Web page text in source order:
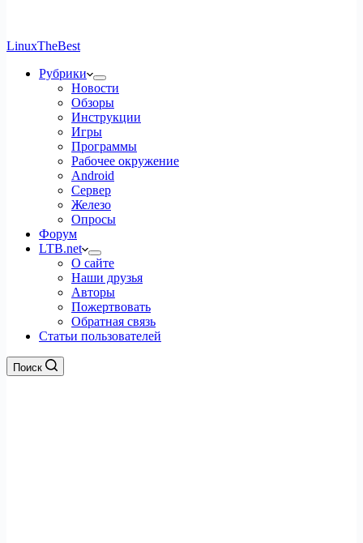
LinuxTheBest
Рубрики
Новости
Обзоры
Инструкции
Игры
Программы
Рабочее окружение
Android
Сервер
Железо
Опросы
Форум
LTB.net
О сайте
Наши друзья
Авторы
Пожертвовать
Обратная связь
Статьи пользователей
Поиск